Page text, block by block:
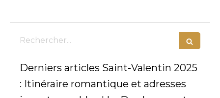
Rechercher
Derniers articles Saint-Valentin 2025
: Itinéraire romantique et adresses